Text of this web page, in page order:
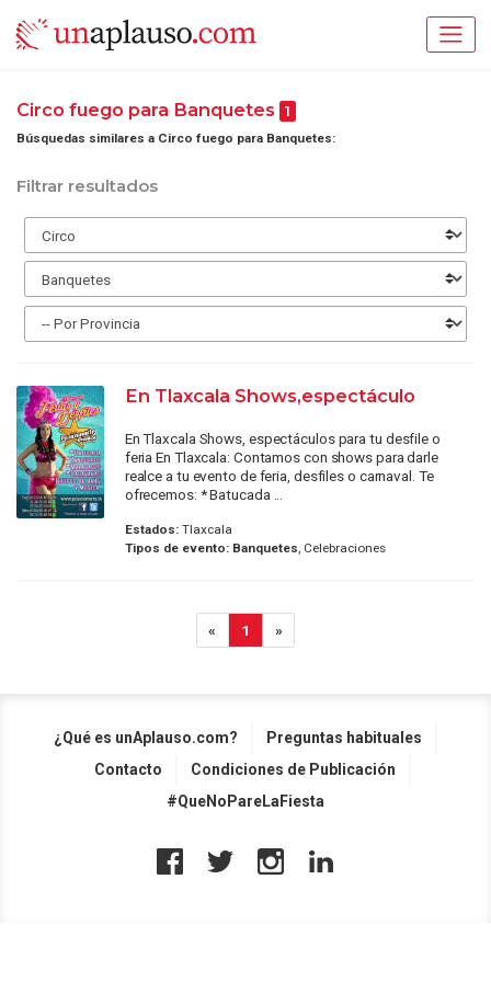
Circo fuego para Banquetes 1
Búsquedas similares a Circo fuego para Banquetes:
Filtrar resultados
En Tlaxcala Shows,espectáculo
En Tlaxcala Shows, espectáculos para tu desfile o
feria En Tlaxcala: Contamos con shows para darle
realce a tu evento de feria, desfiles o carnaval. Te
ofrecemos: * Batucada ...
Estados:Tlaxcala
Tipos de evento: Banquetes, Celebraciones
« 1 »
¿Qué es unAplauso.com?
Preguntas habituales
Contacto
Condiciones de Publicación
#QueNoPareLaFiesta